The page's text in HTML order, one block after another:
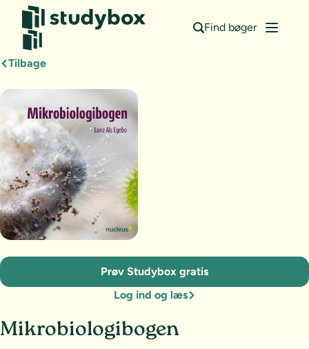
Find bøger
Tilbage
Mikrobiologibogen
Prøv Studybox gratis
Log ind og læs